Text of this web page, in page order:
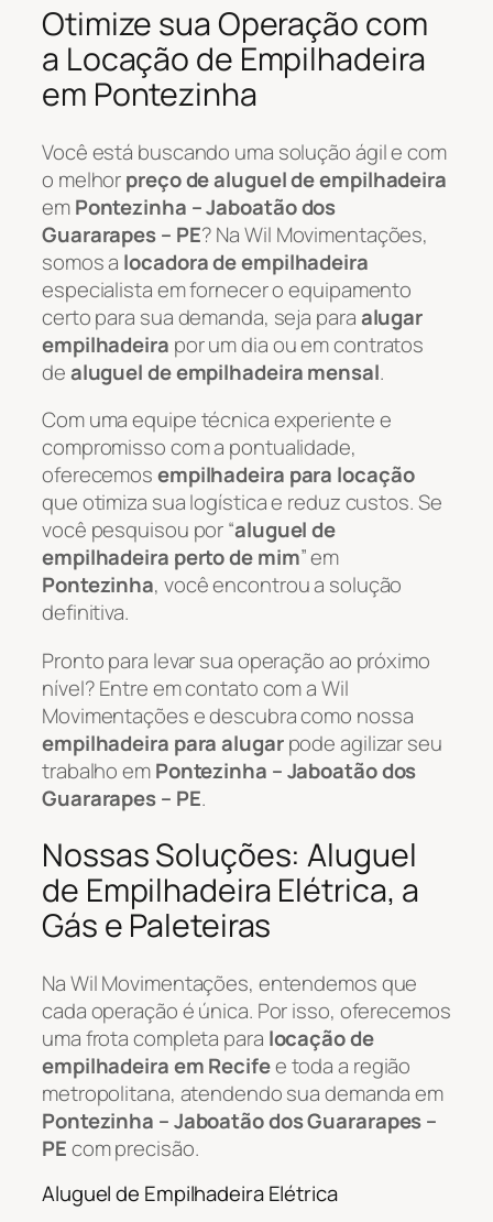
Otimize sua Operação com
a Locação de Empilhadeira
em Pontezinha
Você está buscando uma solução ágil e com
o melhorpreço de aluguel de empilhadeira
emPontezinha – Jaboatão dos
Guararapes – PE? Na Wil Movimentações,
somos a locadora de empilhadeira
especialista em fornecer o equipamento
certo para sua demanda, seja paraalugar
empilhadeira por um dia ou em contratos
dealuguel de empilhadeira mensal.
Com uma equipe técnica experiente e
compromisso com a pontualidade,
oferecemosempilhadeira para locação
que otimiza sua logística e reduz custos. Se
você pesquisou por “aluguel de
empilhadeira perto de mim” em
Pontezinha, você encontrou a solução
definitiva.
Pronto para levar sua operação ao próximo
nível? Entre em contato com a Wil
Movimentações e descubra como nossa
empilhadeira para alugarpode agilizar seu
trabalho emPontezinha – Jaboatão dos
Guararapes – PE.
Nossas Soluções: Aluguel
de Empilhadeira Elétrica, a
Gás e Paleteiras
Na Wil Movimentações, entendemos que
cada operação é única. Por isso, oferecemos
uma frota completa para locação de
empilhadeira em Recifee toda a região
metropolitana, atendendo sua demanda em
Pontezinha – Jaboatão dos Guararapes –
PEcom precisão.
Aluguel de Empilhadeira Elétrica